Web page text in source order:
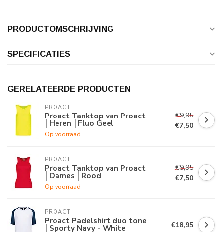
PRODUCTOMSCHRIJVING
SPECIFICATIES
GERELATEERDE PRODUCTEN
PROACT
Proact Tanktop van Proact
│Heren │Fluo Geel
Op voorraad
€9,95
€7,50
PROACT
Proact Tanktop van Proact
│Dames │Rood
Op voorraad
€9,95
€7,50
PROACT
Proact Padelshirt duo tone
│Sporty Navy - White €18,95